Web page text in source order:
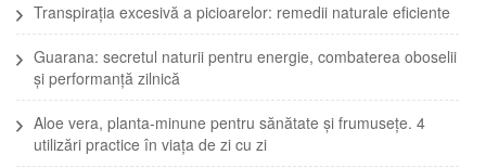
Transpirația excesivă a picioarelor: remedii naturale eficiente
Guarana: secretul naturii pentru energie, combaterea oboselii
și performanță zilnică
Aloe vera, planta-minune pentru sănătate și frumusețe. 4
utilizări practice în viața de zi cu zi